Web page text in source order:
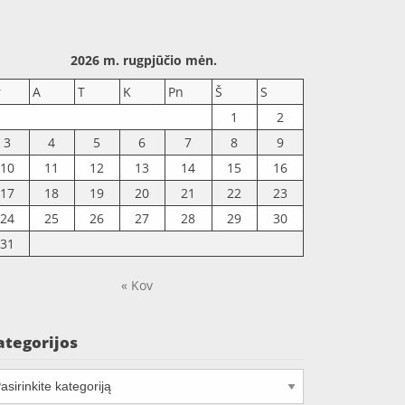
2026 m. rugpjūčio mėn.
A T K Pn Š
S
1
2
3
4 5 6 7 8
9
10
11 12 13 14 15
16
17
18 19 20 21 22
23
24
25 26 27 28 29
30
31
« Kov